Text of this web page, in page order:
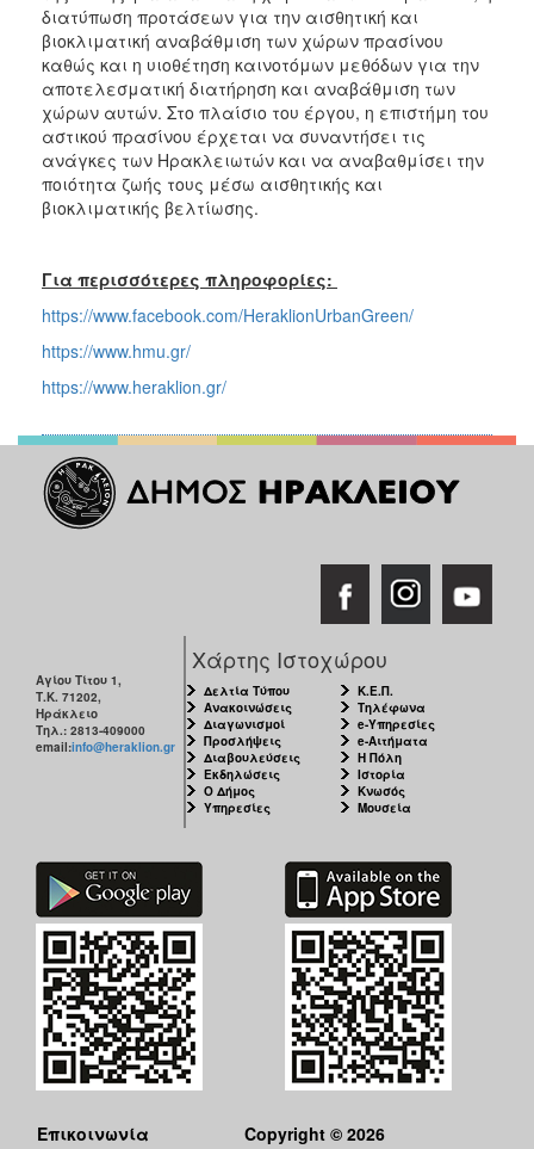
διατύπωση προτάσεων για την αισθητική και
βιοκλιματική αναβάθμιση των χώρων πρασίνου
καθώς και η υιοθέτηση καινοτόμων μεθόδων για την
αποτελεσματική διατήρηση και αναβάθμιση των
χώρων αυτών. Στο πλαίσιο του έργου, η επιστήμη του
αστικού πρασίνου έρχεται να συναντήσει τις
ανάγκες των Ηρακλειωτών και να αναβαθμίσει την
ποιότητα ζωής τους μέσω αισθητικής και
βιοκλιματικής βελτίωσης.
Για περισσότερες πληροφορίες:
https://www.facebook.com/HeraklionUrbanGreen/
https://www.hmu.gr/
https://www.heraklion.gr/
Αγίου Τίτου 1,
Τ.Κ. 71202,
Ηράκλειο
Τηλ.: 2813-409000
email:info@heraklion.gr
Χάρτης Ιστοχώρου
Δελτία Τύπου
Ανακοινώσεις
Διαγωνισμοί
Προσλήψεις
Διαβουλεύσεις
Εκδηλώσεις
Ο Δήμος
Υπηρεσίες
Κ.Ε.Π.
Τηλέφωνα
e-Υπηρεσίες
e-Αιτήματα
Η Πόλη
Ιστορία
Κνωσός
Μουσεία
Επικοινωνία
Copyright © 2026